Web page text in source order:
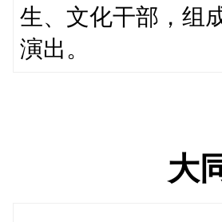
生、文化干部，组
演出。
大